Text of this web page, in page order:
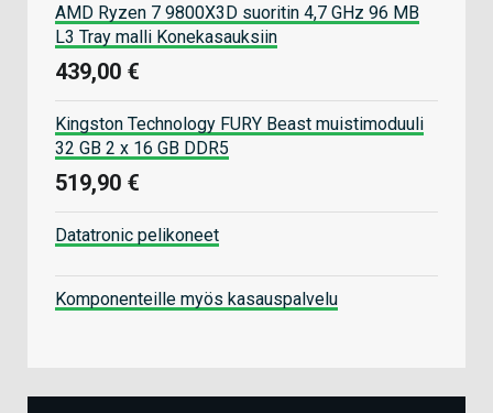
AMD Ryzen 7 9800X3D suoritin 4,7 GHz 96 MB
L3 Tray malli Konekasauksiin
439,00 €
Kingston Technology FURY Beast muistimoduuli
32 GB 2 x 16 GB DDR5
519,90 €
Datatronic pelikoneet
Komponenteille myös kasauspalvelu